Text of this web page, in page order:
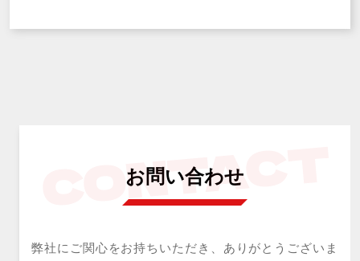
お問い合わせ
弊社にご関心をお持ちいただき、ありがとうございま